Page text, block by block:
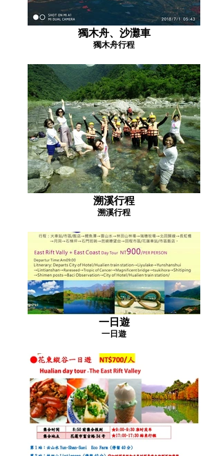
獨木舟、沙灘車
獨木舟行程
溯溪行程
溯溪行程
一日遊
一日遊